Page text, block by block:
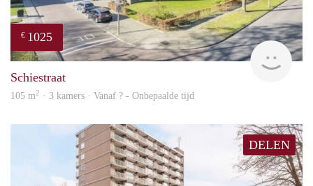
€ 1025
Schiestraat
105 m2 · 3 kamers · Vanaf ? - Onbepaalde tijd
DELEN